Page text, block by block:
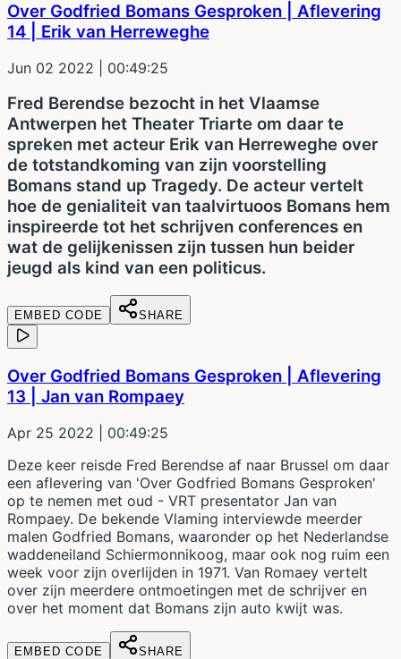
Over Godfried Bomans Gesproken | Aflevering
14 | Erik van Herreweghe
Jun 02 2022 | 00:49:25
Fred Berendse bezocht in het Vlaamse
Antwerpen het Theater Triarte om daar te
spreken met acteur Erik van Herreweghe over
de totstandkoming van zijn voorstelling
Bomans stand up Tragedy. De acteur vertelt
hoe de genialiteit van taalvirtuoos Bomans hem
inspireerde tot het schrijven conferences en
wat de gelijkenissen zijn tussen hun beider
jeugd als kind van een politicus.
EMBED CODE SHARE
Over Godfried Bomans Gesproken | Aflevering
13 | Jan van Rompaey
Apr 25 2022 | 00:49:25
Deze keer reisde Fred Berendse af naar Brussel om daar
een aflevering van 'Over Godfried Bomans Gesproken'
op te nemen met oud - VRT presentator Jan van
Rompaey. De bekende Vlaming interviewde meerder
malen Godfried Bomans, waaronder op het Nederlandse
waddeneiland Schiermonnikoog, maar ook nog ruim een
week voor zijn overlijden in 1971. Van Romaey vertelt
over zijn meerdere ontmoetingen met de schrijver en
over het moment dat Bomans zijn auto kwijt was.
EMBED CODE SHARE